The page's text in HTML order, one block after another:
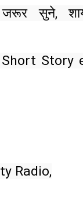
सुने,
Story
Radio,